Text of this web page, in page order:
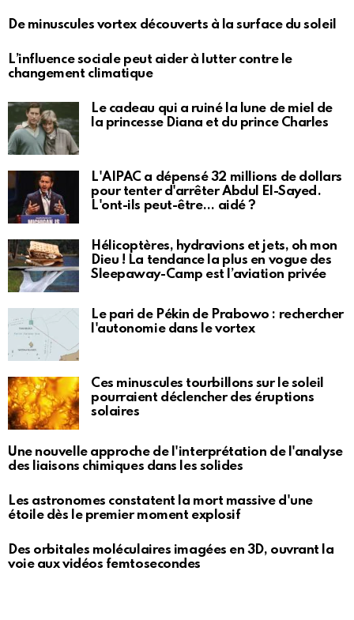
De minuscules vortex découverts à la surface du soleil
L’influence sociale peut aider à lutter contre le
changement climatique
Le cadeau qui a ruiné la lune de miel de
la princesse Diana et du prince Charles
L'AIPAC a dépensé 32 millions de dollars
pour tenter d'arrêter Abdul El-Sayed.
L'ont-ils peut-être… aidé ?
Hélicoptères, hydravions et jets, oh mon
Dieu ! La tendance la plus en vogue des
Sleepaway-Camp est l’aviation privée
Le pari de Pékin de Prabowo : rechercher
l'autonomie dans le vortex
Ces minuscules tourbillons sur le soleil
pourraient déclencher des éruptions
solaires
Une nouvelle approche de l'interprétation de l'analyse
des liaisons chimiques dans les solides
Les astronomes constatent la mort massive d'une
étoile dès le premier moment explosif
Des orbitales moléculaires imagées en 3D, ouvrant la
voie aux vidéos femtosecondes